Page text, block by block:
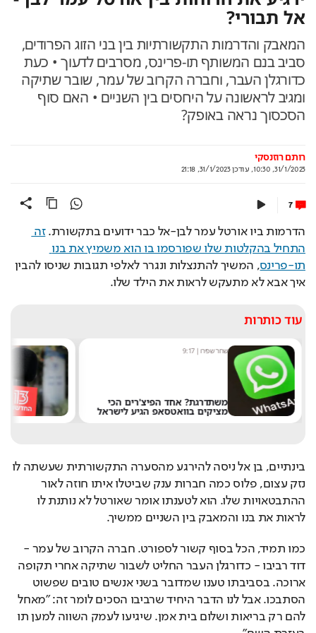
אל תבורי?
המאבק והדרמות התקשורתיות בין בני הזוג הפרודים,
סביב בנם המשותף תו-פרינס, מסרבים לדעוך • כעת
כדורגלן העבר, וחברה הקרוב של עמר, שובר שתיקה
ומגיב לראשונה על היחסים בין השניים • האם סוף
הסכסוך נראה באופק?
רותם רוזנסקי
31/1/2023, 10:30
,עודכן31/1/2023, 21:18
7
הדרמות ביו אורטל עמר לבן-אל כבר ידועים בתקשורת.
זה
התחיל בהקלטות שלו שפורסמו בו הוא משמיץ את בנו
תו-פרינס
, המשיך להתנצלות ונגרר לאלפי תגובות שניסו להבין
איך אבא לא מתעקש לראות את הילד שלו.
עוד כותרות
שחר שפירו|
9:17
משתדרגת? אחד הפיצ'רים הכי
מציקים בוואטסאפ הגיע לישראל
בינתיים, בן אל ניסה להירגע מהסערה התקשורתית שעשתה לו
נזק עצום, פלוס כמה חברות ענק שביטלו איתו חוזה לאור
ההתבטאויות שלו. הוא לטענתו אומר שאורטל לא נותנת לו
לראות את בנו והמאבק בין השניים ממשיך.
כמו תמיד, הכל בסוף קשור לספורט. חברה הקרוב של עמר -
דוד רביבו - כדורגלן העבר החליט לשבור שתיקה אחרי תקופה
ארוכה. בסביבתו טענו שמדובר בשני אנשים טובים שפשוט
הסתבכו. אבל לנו הדבר היחיד שרביבו הסכים לומר זה: "מאחל
להם רק בריאות ושלום בית אמן. שיגיעו לעמק השווה למען תו